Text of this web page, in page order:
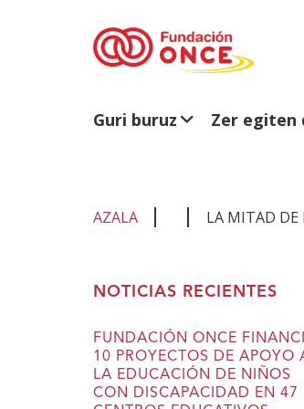
Guri buruz Zer egiten
AZALA LA MITAD DE
NOTICIAS RECIENTES
FUNDACIÓN ONCE
10 PROYECTOS DE APOYO
LA EDUCACIÓN DE NIÑOS
CON DISCAPACIDAD EN 47